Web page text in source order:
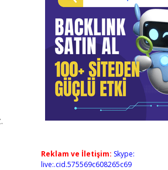
Reklam ve İletişim: Skype:
live:.cid.575569c608265c69